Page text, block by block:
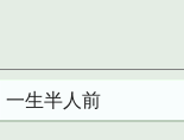
一生半人前